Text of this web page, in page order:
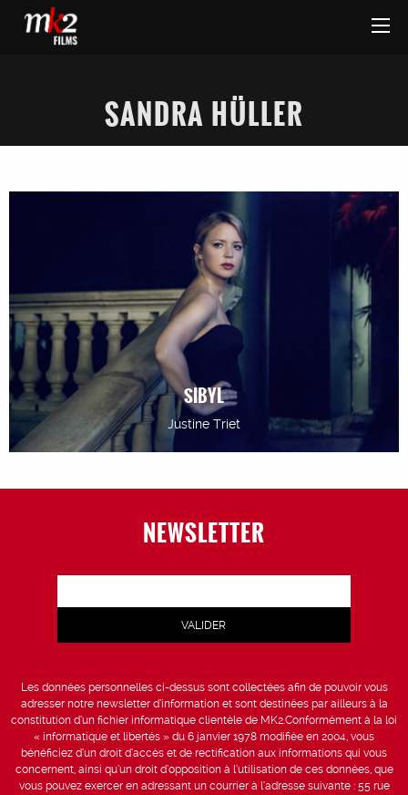
SANDRA HÜLLER
SIBYL
Justine Triet
NEWSLETTER
Les données personnelles ci-dessus sont collectées afin de pouvoir vous
adresser notre newsletter d’information et sont destinées par ailleurs à la
constitution d’un fichier informatique clientèle de MK2.Conformément à la loi
« informatique et libertés » du 6 janvier 1978 modifiée en 2004, vous
bénéficiez d’un droit d’accès et de rectification aux informations qui vous
concernent, ainsi qu’un droit d’opposition à l’utilisation de ces données, que
vous pouvez exercer en adressant un courrier à l’adresse suivante : 55 rue